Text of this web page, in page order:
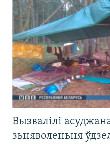
Вызвалілі
зьняволеньня